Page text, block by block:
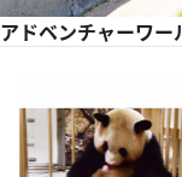
アドベンチャーワ